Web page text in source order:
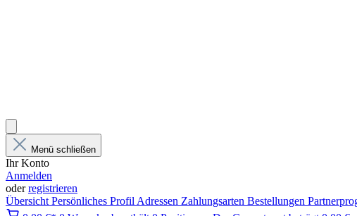
Menü schließen
Ihr Konto
Anmelden
oderregistrieren
Übersicht Persönliches Profil Adressen Zahlungsarten Bestellungen